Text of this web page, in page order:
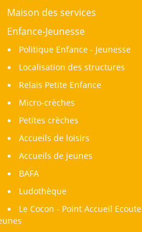
Maison des services
Enfance-Jeunesse
Politique Enfance - Jeunesse
Localisation des structures
Relais Petite Enfance
Micro-crèches
Petites crèches
Accueils de loisirs
Accueils de jeunes
BAFA
Ludothèque
Le Cocon - Point Accueil Ecoute